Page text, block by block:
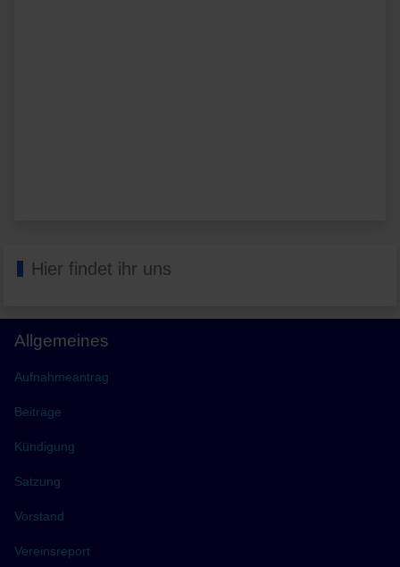
Hier findet ihr uns
Allgemeines
Aufnahmeantrag
Beiträge
Kündigung
Satzung
Vorstand
Vereinsreport